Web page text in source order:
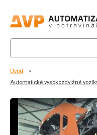
Úvod
Automatické vysokozdvižné